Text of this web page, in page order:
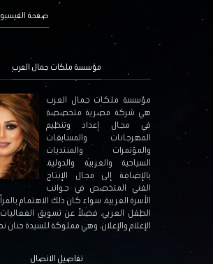
صفحة
مؤسسة ملكات جمال العرب
مؤسسة ملكات جمال العرب
هي شركة مصرية متخصصة
في مجال إعداد وتنظيم
المهرجانات والمسابقات
والمؤتمرات والمنتديات
السياحية والعربية والدولية،
بالإضافة إلى مجال الإنتاج
الفني المتخصص في جوانب
الأسرة العربية، سواء كان ذلك الاهتمام
الطفل العربي، فضلاً عن تسويق
الإعلام والإعلان. وهي مملوكة للسيدة حنان
تفاصيل الاتصال